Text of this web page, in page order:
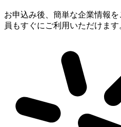
お申込み後、簡単な企業情報
員もすぐにご利用いただけます